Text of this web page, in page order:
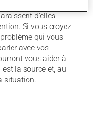
d'elles-
Si vous croyez
qui vous
avec vos
vous aider à
la source et, au
situation.